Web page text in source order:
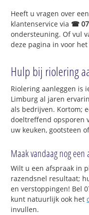
Heeft u vragen over een
klantenservice via ☎
ondersteuning. Of vul
deze pagina in voor
Hulp bij riolering
Riolering aanleggen is
Limburg al jaren
als bedrijven. Kortom;
doeltreffend opsporen
uw keuken, gootsteen
Maak vandaag nog een
Wilt u een afspraak in
razendsnel resultaat;
en verstoppingen! Bel
kunt natuurlijk ook het
invullen.